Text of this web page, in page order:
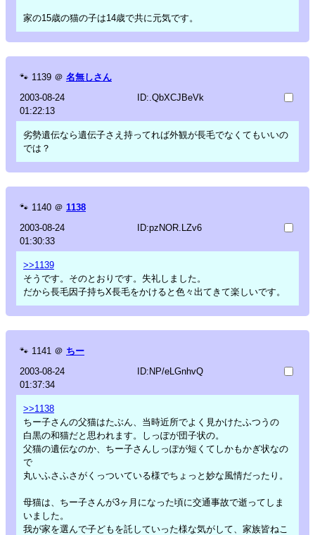
家の15歳の猫の子は14歳で共に元気です。
🐾 1139 ＠ 名無しさん
2003-08-24
01:22:13
ID:.QbXCJBeVk
劣勢遺伝なら遺伝子さえ持ってれば外観が長毛でなくてもいいの
では？
🐾 1140 ＠ 1138
2003-08-24
01:30:33
ID:pzNOR.LZv6
>>1139
そうです。そのとおりです。失礼しました。
だから長毛因子持ちX長毛をかけると色々出てきて楽しいです。
🐾 1141 ＠ ちー
2003-08-24
01:37:34
ID:NP/eLGnhvQ
>>1138
ちー子さんの父猫はたぶん、当時近所でよく見かけたふつうの
白黒の和猫だと思われます。しっぽが団子状の。
父猫の遺伝なのか、ちー子さんしっぽが短くてしかもかぎ状なの
で
丸いふさふさがくっついている様でちょっと妙な風情だったり。
母猫は、ちー子さんが3ヶ月になった頃に交通事故で逝ってしま
いました。
我が家を選んで子どもを託していった様な気がして、家族皆ねこ